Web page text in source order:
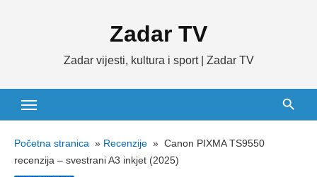
Zadar TV
Zadar vijesti, kultura i sport | Zadar TV
Početna stranica » Recenzije » Canon PIXMA TS9550
recenzija – svestrani A3 inkjet (2025)